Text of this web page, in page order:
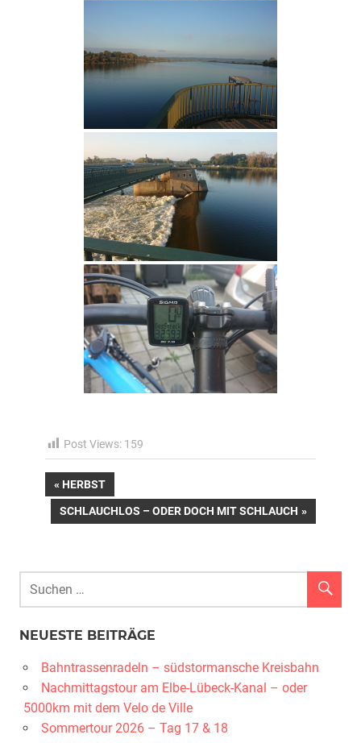
Post Views: 159
Beitragsnavigation
VORHERIGER
BEITRAG:
HERBST
NÄCHSTER
BEITRAG:
SCHLAUCHLOS – ODER DOCH MIT SCHLAUCH
NEUESTE BEITRÄGE
Bahntrassenradeln – südstormansche Kreisbahn
Nachmittagstour am Elbe-Lübeck-Kanal – oder
5000km mit dem Velo de Ville
Sommertour 2026 – Tag 17 & 18